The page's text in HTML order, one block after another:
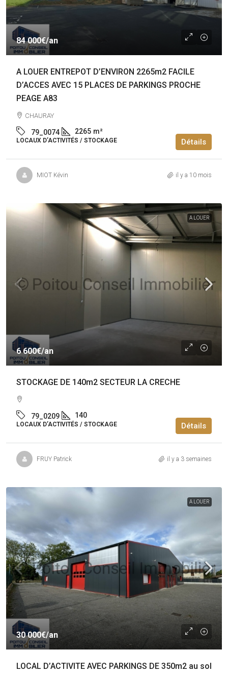
84 000€/an
A LOUER ENTREPOT D’ENVIRON 2265m2 FACILE
D’ACCES AVEC 15 PLACES DE PARKINGS PROCHE
PEAGE A83
CHAURAY
79_0074 2265 m²
LOCAUX D’ACTIVITÉS / STOCKAGE Détails
MIOT Kévin il y a 10 mois
A LOUER
6 600€/an
STOCKAGE DE 140m2 SECTEUR LA CRECHE
79_0209 140
LOCAUX D’ACTIVITÉS / STOCKAGE Détails
FRUY Patrick il y a 3 semaines
A LOUER
30 000€/an
LOCAL D’ACTIVITE AVEC PARKINGS DE 350m2 au sol